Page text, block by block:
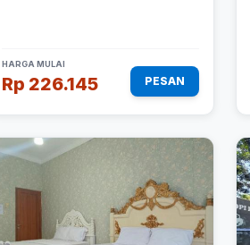
HARGA MULAI
Rp 226.145 PESAN